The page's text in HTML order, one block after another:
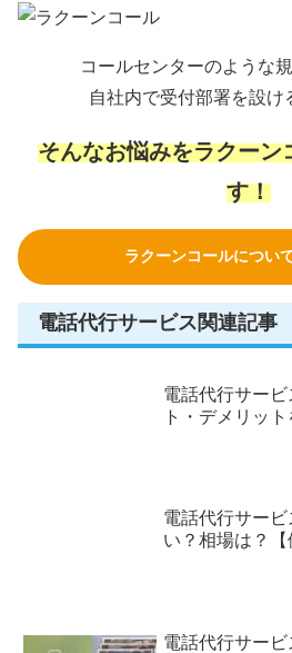
コールセンターのような
自社内で受付部署を設け
そんなお悩みをラクーン
す！
ラクーンコールについ
電話代行サービス関連記事
電話代行サー
ト・デメリッ
電話代行サー
い？相場は？【
電話代行サー